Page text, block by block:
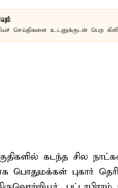
செய்திகளை உடனுக்குடன் பெற
கடந்த சில
பொதுமக்கள் புகார்